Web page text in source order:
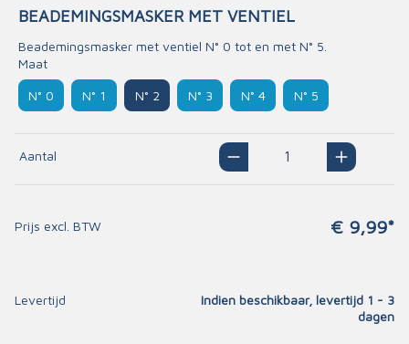
BEADEMINGSMASKER MET VENTIEL
Beademingsmasker met ventiel N° 0 tot en met N° 5.
Maat
N° 0 N° 1 N° 2 N° 3 N° 4 N° 5
Aantal
Prijs excl. BTW € 9,99*
Levertijd
Indien beschikbaar, levertijd 1 - 3
dagen